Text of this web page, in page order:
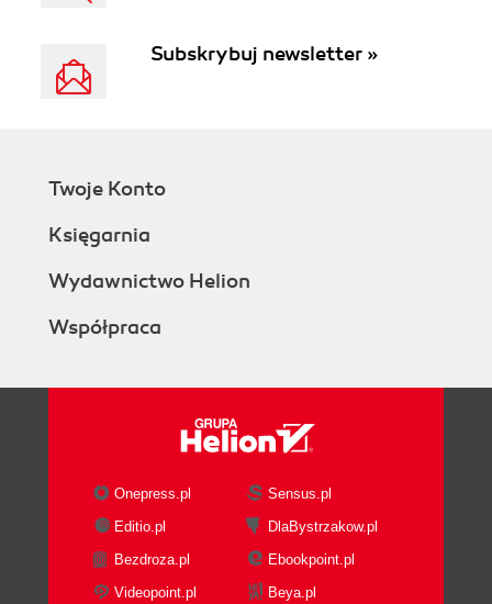
Subskrybuj newsletter »
Twoje Konto
Księgarnia
Wydawnictwo Helion
Współpraca
Onepress.pl
Sensus.pl
Editio.pl
DlaBystrzakow.pl
Bezdroza.pl
Ebookpoint.pl
Videopoint.pl
Beya.pl